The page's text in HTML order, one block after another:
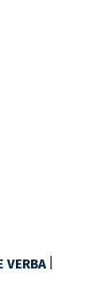
VERBA |